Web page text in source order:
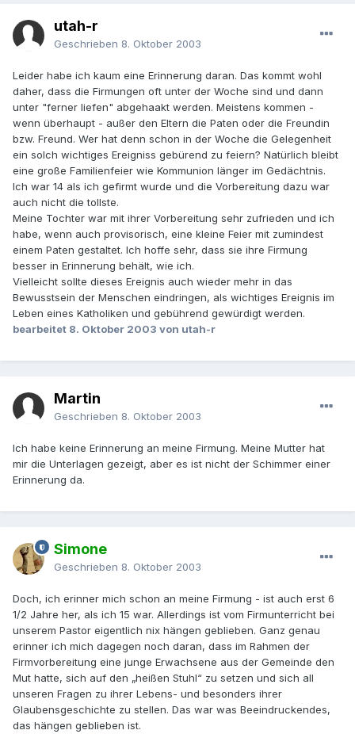
utah-r
Geschrieben 8. Oktober 2003
Leider habe ich kaum eine Erinnerung daran. Das kommt wohl
daher, dass die Firmungen oft unter der Woche sind und dann
unter "ferner liefen" abgehaakt werden. Meistens kommen -
wenn überhaupt - außer den Eltern die Paten oder die Freundin
bzw. Freund. Wer hat denn schon in der Woche die Gelegenheit
ein solch wichtiges Ereigniss gebürend zu feiern? Natürlich bleibt
eine große Familienfeier wie Kommunion länger im Gedächtnis.
Ich war 14 als ich gefirmt wurde und die Vorbereitung dazu war
auch nicht die tollste.
Meine Tochter war mit ihrer Vorbereitung sehr zufrieden und ich
habe, wenn auch provisorisch, eine kleine Feier mit zumindest
einem Paten gestaltet. Ich hoffe sehr, dass sie ihre Firmung
besser in Erinnerung behält, wie ich.
Vielleicht sollte dieses Ereignis auch wieder mehr in das
Bewusstsein der Menschen eindringen, als wichtiges Ereignis im
Leben eines Katholiken und gebührend gewürdigt werden.
bearbeitet 8. Oktober 2003 von utah-r
Martin
Geschrieben 8. Oktober 2003
Ich habe keine Erinnerung an meine Firmung. Meine Mutter hat
mir die Unterlagen gezeigt, aber es ist nicht der Schimmer einer
Erinnerung da.
Simone
Geschrieben 8. Oktober 2003
Doch, ich erinner mich schon an meine Firmung - ist auch erst 6
1/2 Jahre her, als ich 15 war. Allerdings ist vom Firmunterricht bei
unserem Pastor eigentlich nix hängen geblieben. Ganz genau
erinner ich mich dagegen noch daran, dass im Rahmen der
Firmvorbereitung eine junge Erwachsene aus der Gemeinde den
Mut hatte, sich auf den „heißen Stuhl“ zu setzen und sich all
unseren Fragen zu ihrer Lebens- und besonders ihrer
Glaubensgeschichte zu stellen. Das war was Beeindruckendes,
das hängen geblieben ist.